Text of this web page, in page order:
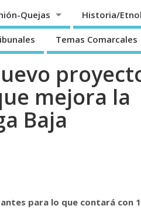
Quejas Historia/
Temas Comarcales
mejora la
Baja
para lo que contará con